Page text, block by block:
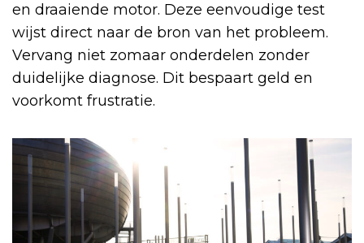
en draaiende motor. Deze eenvoudige test
wijst direct naar de bron van het probleem.
Vervang niet zomaar onderdelen zonder
duidelijke diagnose. Dit bespaart geld en
voorkomt frustratie.